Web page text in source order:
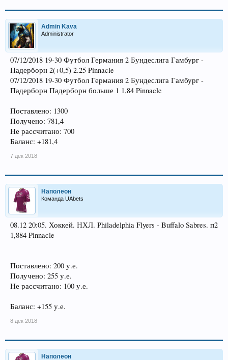
Admin Kava
Administrator
07/12/2018 19-30 Футбол Германия 2 Бундеслига Гамбург -
Падерборн 2(+0,5) 2.25 Pinnacle
07/12/2018 19-30 Футбол Германия 2 Бундеслига Гамбург -
Падерборн Падерборн больше 1 1,84 Pinnacle
Поставлено: 1300
Получено: 781,4
Не рассчитано: 700
Баланс: +181,4
7 дек 2018
Наполеон
Команда UAbets
08.12 20:05. Хоккей. НХЛ. Philadelphia Flyers - Buffalo Sabres. п2
1,884 Pinnacle
Поставлено: 200 у.е.
Получено: 255 у.е.
Не рассчитано: 100 у.е.
Баланс: +155 у.е.
8 дек 2018
Наполеон